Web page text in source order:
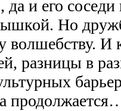
и его
Но
волшебству. И
разницы в